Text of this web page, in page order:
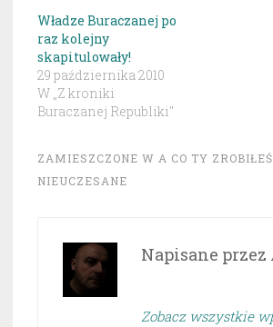
Władze Buraczanej po
raz kolejny
skapitulowały!
29 października 2010
W „Z kroniki
Buraczanej Republiki"
ZAMIESZCZONE W A CO TY
NIEUCZESANE
Napisane przez
Zobacz wszystkie